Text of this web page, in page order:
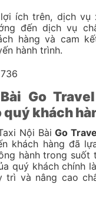
ích trên, dịch vụ
đến dịch vụ
hàng và cam
hành trình.
736
Go
quý khách
Nội BàiGo
khách hàng đã
hành trong suốt
quý khách chính
trì và nâng cao